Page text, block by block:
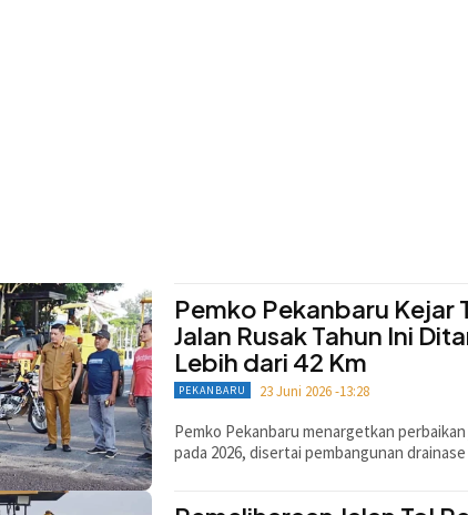
Pemko Pekanbaru Kejar
Jalan Rusak Tahun Ini
Lebih dari 42 Km
PEKANBARU 23 Juni 2026 -13:28
Pemko Pekanbaru menargetkan
pada 2026, disertai pembangunan